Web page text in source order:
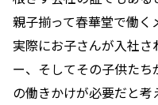
親子揃って春華堂で働く
実際にお子さんが入社
ー、そしてその子供た
の働きかけが必要だと